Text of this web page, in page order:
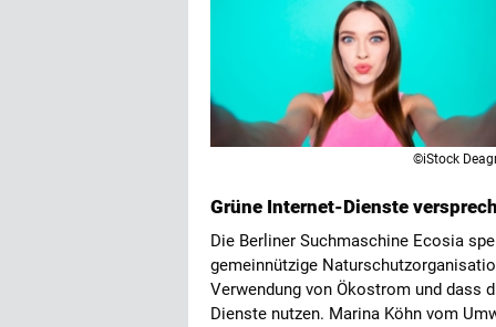
©iStock
Grüne Internet-Dienste
Die Berliner Suchmaschine Ecosia
gemeinnützige
Verwendung von Ökostrom und dass
Dienste nutzen. Marina Köhn vom